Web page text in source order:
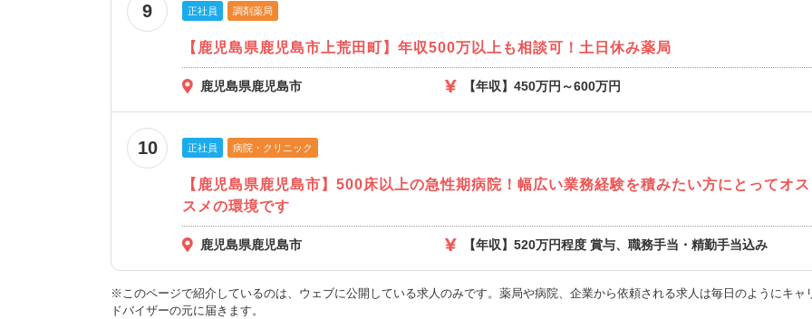
9 正社員 調剤薬局
【鹿児島県鹿児島市上荒田町】年収500万以上も相談可！土日休み薬局
鹿児島県鹿児島市 【年収】450万円～600万円
10 正社員 病院・クリニック
【鹿児島県鹿児島市】500床以上の急性期病院！幅広い業務経験を積みたい方にとってオス
スメの環境です
鹿児島県鹿児島市 【年収】520万円程度 賞与、職務手当・精勤手当込み
※このページで紹介しているのは、ウェブに公開している求人のみです。薬局や病院、企業から依頼される求人は毎日のようにキャ
ドバイザーの元に届きます。